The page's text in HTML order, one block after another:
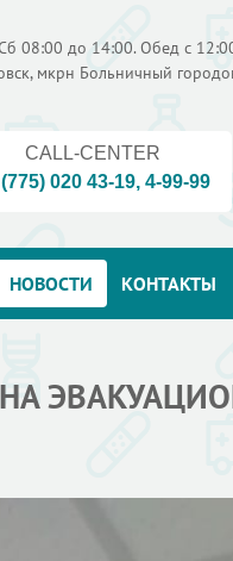
08:00 до 14:00. Обед с
мкрн Больничный
CALL-CENTER
020 43-19, 4-99-99
НОВОСТИ КОНТАКТЫ